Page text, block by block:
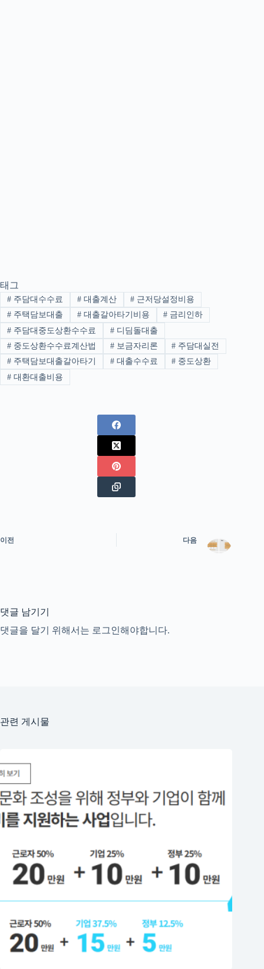
태그
#주담대수수료 #대출계산 # 근저당설정비용
#주택담보대출 #대출갈아타기비용 # 금리인하
#주담대중도상환수수료 #디딤돌대출
#중도상환수수료계산법 #보금자리론 # 주담대실전
#주택담보대출갈아타기 #대출수수료 # 중도상환
#대환대출비용
이전 다음
댓글 남기기
댓글을 달기 위해서는 로그인해야합니다.
관련 게시물